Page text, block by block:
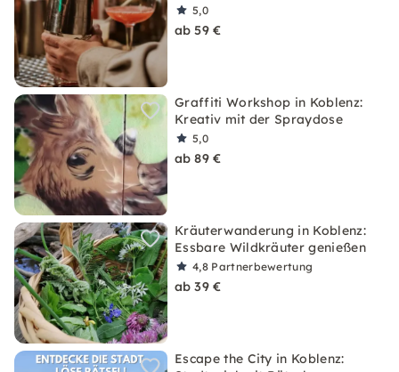
5,0
ab 59 €
Graffiti Workshop in Koblenz:
Kreativ mit der Spraydose
5,0
ab 89 €
Kräuterwanderung in Koblenz:
Essbare Wildkräuter genießen
4,8 Partnerbewertung
ab 39 €
Escape the City in Koblenz: